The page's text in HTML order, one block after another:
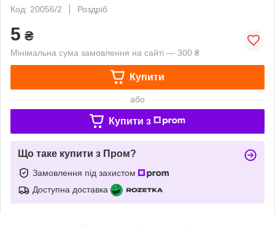
Код: 20056/2
Роздріб
5 ₴
Мінімальна сума замовлення на сайті — 300 ₴
Купити
або
Купити з
Що таке купити з Пром?
Замовлення під захистом
Доступна доставка